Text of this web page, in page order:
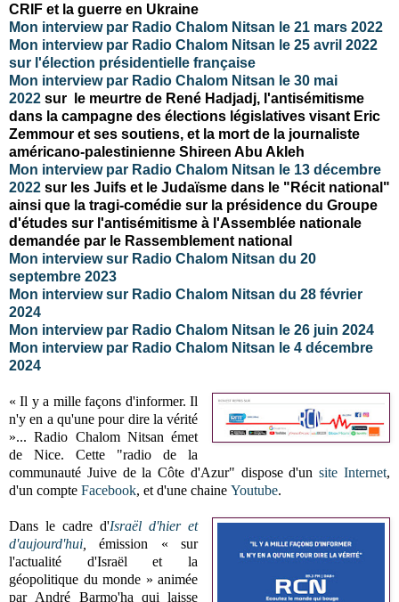
CRIF et la guerre en Ukraine
Mon interview par Radio Chalom Nitsan le 21 mars 2022
Mon interview par Radio Chalom Nitsan le 25 avril 2022
sur l'élection présidentielle française
Mon interview par Radio Chalom Nitsan le 30 mai
2022 sur le meurtre de René Hadjadj, l'antisémitisme
dans la campagne des élections législatives visant Eric
Zemmour et ses soutiens, et la mort de la journaliste
américano-palestinienne Shireen Abu Akleh
Mon interview par Radio Chalom Nitsan le 13 décembre
2022 sur les Juifs et le Judaïsme dans le " Récit national"
ainsi que la tragi-comédie sur la présidence du Groupe
d'études sur l'antisémitisme à l'Assemblée nationale
demandée par le Rassemblement national
Mon interview sur Radio Chalom Nitsan du 20
septembre 2023
Mon interview sur Radio Chalom Nitsan du 28 février
2024
Mon interview par Radio Chalom Nitsan le 26 juin 2024
Mon interview par Radio Chalom Nitsan le 4 décembre
2024
« Il y a mille façons d'informer. Il
n'y en a qu'une pour dire la vérité
»... Radio Chalom Nitsan émet
de Nice. Cette "radio de la
communauté Juive de la Côte d'Azur" dispose d'unsite Internet,
d'un compte Facebook, et d'une chaine Youtube.
Dans le cadre d'Israël d'hier et
d'aujourd'hui ,émission « sur
l'actualité d'Israël et la
géopolitique du monde » animée
par André Barmo'ha qui laisse